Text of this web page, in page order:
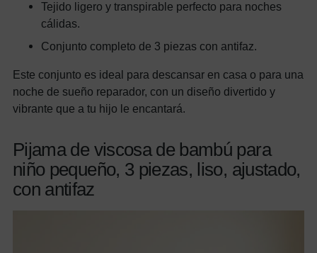
Tejido ligero y transpirable perfecto para noches
cálidas.
Conjunto completo de 3 piezas con antifaz.
Este conjunto es ideal para descansar en casa o para una
noche de sueño reparador, con un diseño divertido y
vibrante que a tu hijo le encantará.
Pijama de viscosa de bambú para
niño pequeño, 3 piezas, liso, ajustado,
con antifaz